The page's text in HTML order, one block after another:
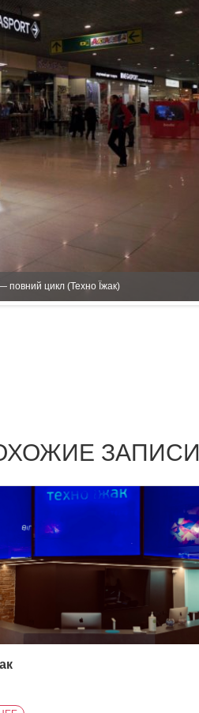
повний цикл (Техно Їжак)
ЗАПИСИ